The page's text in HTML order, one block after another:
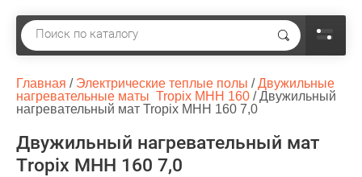
Главная / Электрические теплые полы / Двужильные
нагревательные маты  Tropix МНН 160 / Двужильный
нагревательный мат Tropix МНН 160 7,0
Двужильный нагревательный мат
Tropix МНН 160 7,0